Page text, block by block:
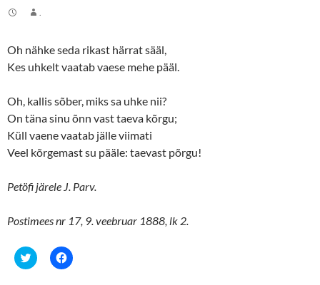
Oh nähke seda rikast härrat sääl,
Kes uhkelt vaatab vaese mehe pääl.
Oh, kallis sõber, miks sa uhke nii?
On täna sinu õnn vast taeva kõrgu;
Küll vaene vaatab jälle viimati
Veel kõrgemast su pääle: taevast põrgu!
Petöfi järele J. Parv.
Postimees nr 17, 9. veebruar 1888, lk 2.
C
l
C
l